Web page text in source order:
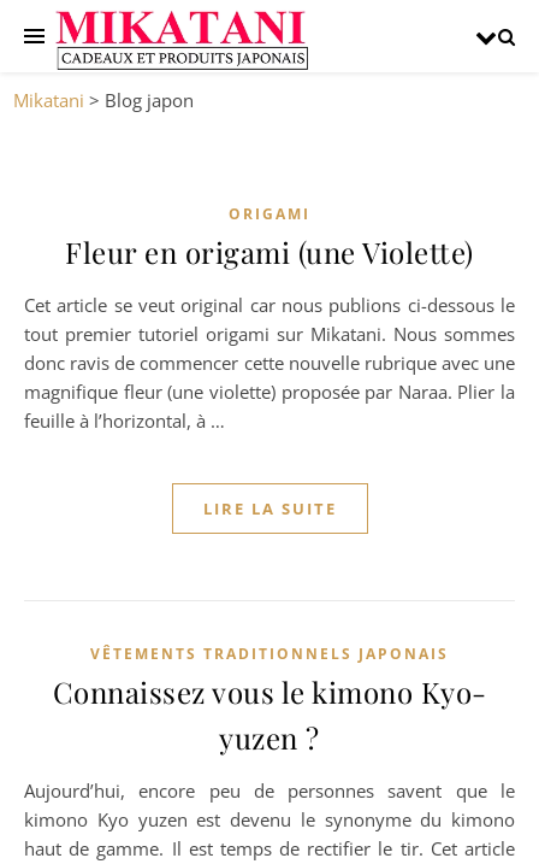
Mikatani > Blog japon
ORIGAMI
Fleur en origami (une Violette)
Cet article se veut original car nous publions ci-dessous le
tout premier tutoriel origami sur Mikatani. Nous sommes
donc ravis de commencer cette nouvelle rubrique avec une
magnifique fleur (une violette) proposée par Naraa. Plier la
feuille à l’horizontal, à …
LIRE LA SUITE
VÊTEMENTS TRADITIONNELS JAPONAIS
Connaissez vous le kimono Kyo-
yuzen ?
Aujourd’hui, encore peu de personnes savent que le
kimono Kyo yuzen est devenu le synonyme du kimono
haut de gamme. Il est temps de rectifier le tir. Cet article